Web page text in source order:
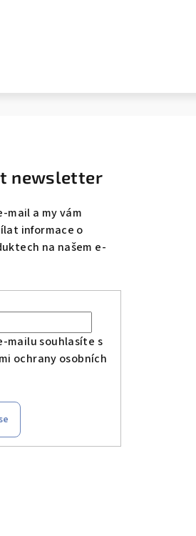
newsletter
mail a my vám
informace o
na našem e-
mailu souhlasíte s
ochrany osobních